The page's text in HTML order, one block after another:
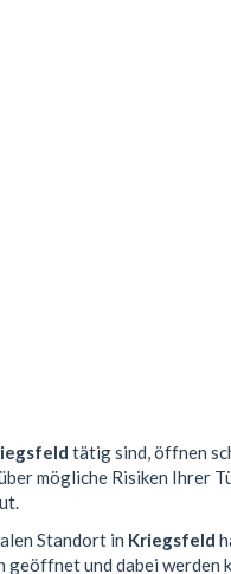
tätig sind, öffnen
mögliche Risiken Ihrer
Standort in Kriegsfeld
und dabei werden